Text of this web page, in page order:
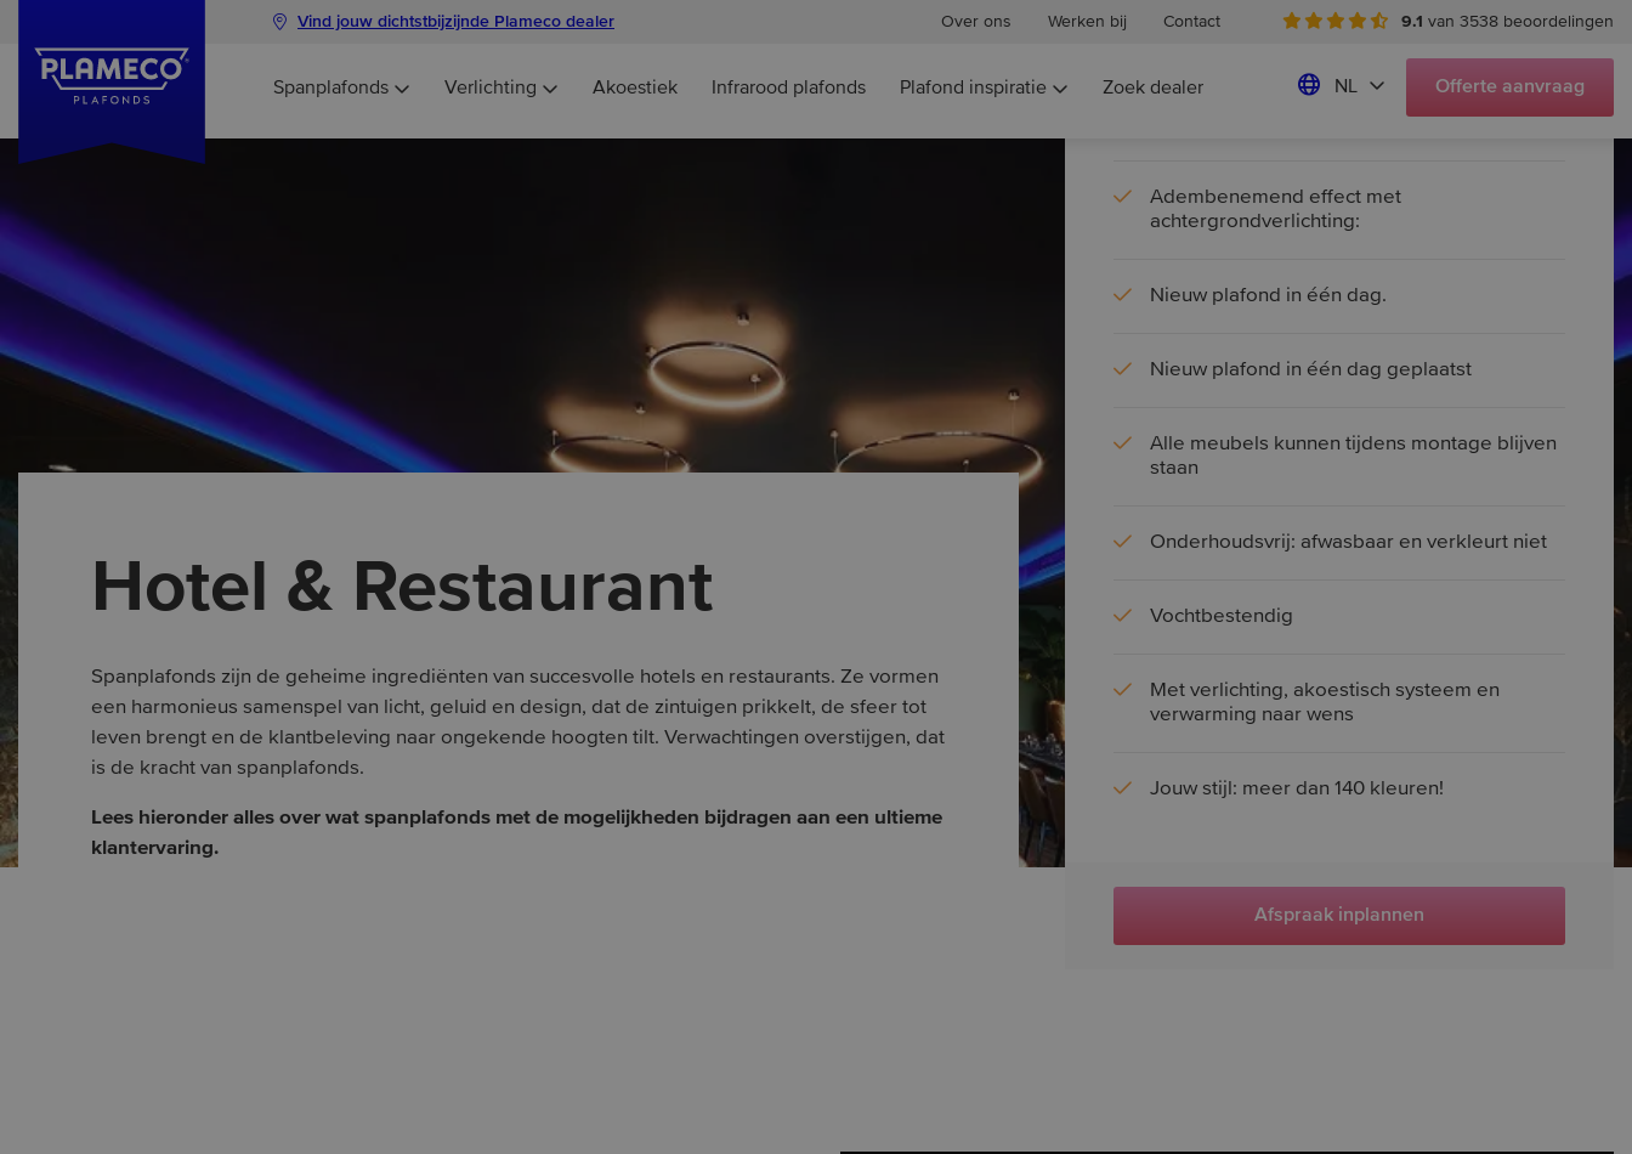
Vind jouw dichtstbijzijnde Plameco dealer Over ons Werken bij Contact 9.1 van 3538 beoordelingen
Spanplafonds Verlichting Akoestiek Infrarood plafonds Plafond inspiratie Zoek dealer NL Offerte aanvraag
Onbeperkte creatieve vrijheid:
Adembenemend effect met
achtergrondverlichting:
Nieuw plafond in één dag.
Nieuw plafond in één dag geplaatst
Alle meubels kunnen tijdens montage blijven
staan
Onderhoudsvrij: afwasbaar en verkleurt niet
Vochtbestendig
Met verlichting, akoestisch systeem en
verwarming naar wens
Jouw stijl: meer dan 140 kleuren!
Afspraak inplannen
Hotel & Restaurant
Spanplafonds zijn de geheime ingrediënten van succesvolle hotels en restaurants. Ze vormen
een harmonieus samenspel van licht, geluid en design, dat de zintuigen prikkelt, de sfeer tot
leven brengt en de klantbeleving naar ongekende hoogten tilt. Verwachtingen overstijgen, dat
is de kracht van spanplafonds.
Lees hieronder alles over wat spanplafonds met de mogelijkheden bijdragen aan een ultieme
klantervaring.